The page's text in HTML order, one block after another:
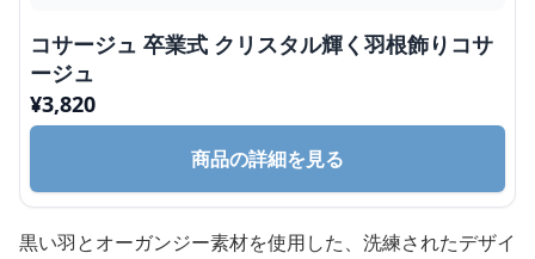
コサージュ 卒業式 クリスタル輝く羽根飾りコサ
ージュ
¥3,820
商品の詳細を見る
黒い羽とオーガンジー素材を使用した、洗練されたデザイ